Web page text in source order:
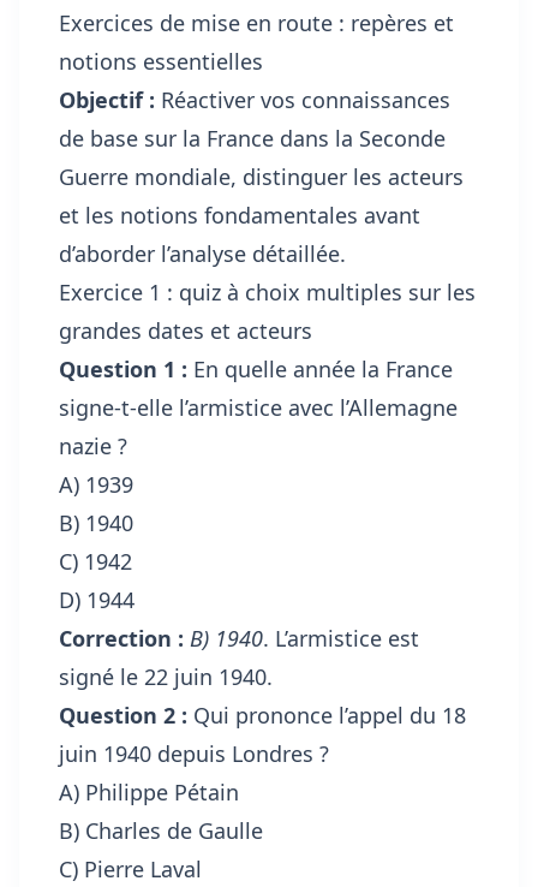
Exercices de mise en route : repères et
notions essentielles
Objectif : Réactiver vos connaissances
de base sur la France dans la Seconde
Guerre mondiale, distinguer les acteurs
et les notions fondamentales avant
d’aborder l’analyse détaillée.
Exercice 1 : quiz à choix multiples sur les
grandes dates et acteurs
Question 1 : En quelle année la France
signe-t-elle l’armistice avec l’Allemagne
nazie ?
A) 1939
B) 1940
C) 1942
D) 1944
Correction : B) 1940. L’armistice est
signé le 22 juin 1940.
Question 2 : Qui prononce l’appel du 18
juin 1940 depuis Londres ?
A) Philippe Pétain
B) Charles de Gaulle
C) Pierre Laval